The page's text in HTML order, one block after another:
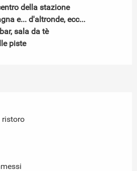
della stazione
e... d'altronde, ecc...
sala da tè
piste
ristoro